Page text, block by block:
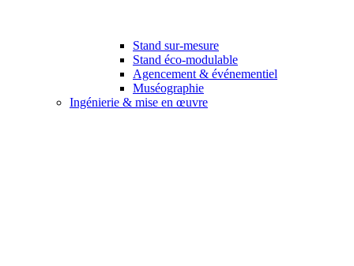
Stand sur-mesure
Stand éco-modulable
Agencement & événementiel
Muséographie
Ingénierie & mise en œuvre